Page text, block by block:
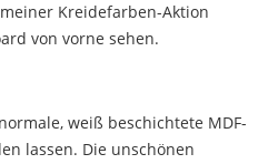
Kreidefarben-Aktion
von vorne sehen.
weiß beschichtete MDF-
lassen. Die unschönen